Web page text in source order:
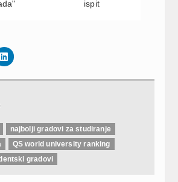
ispit
Click
to
LinkedIn
najbolji gradovi za studiranje
QS world university ranking
gradovi